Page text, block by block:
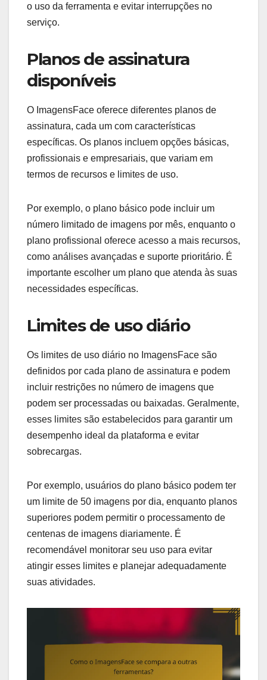
o uso da ferramenta e evitar interrupções no
serviço.
Planos de assinatura
disponíveis
O ImagensFace oferece diferentes planos de
assinatura, cada um com características
específicas. Os planos incluem opções básicas,
profissionais e empresariais, que variam em
termos de recursos e limites de uso.
Por exemplo, o plano básico pode incluir um
número limitado de imagens por mês, enquanto o
plano profissional oferece acesso a mais recursos,
como análises avançadas e suporte prioritário. É
importante escolher um plano que atenda às suas
necessidades específicas.
Limites de uso diário
Os limites de uso diário no ImagensFace são
definidos por cada plano de assinatura e podem
incluir restrições no número de imagens que
podem ser processadas ou baixadas. Geralmente,
esses limites são estabelecidos para garantir um
desempenho ideal da plataforma e evitar
sobrecargas.
Por exemplo, usuários do plano básico podem ter
um limite de 50 imagens por dia, enquanto planos
superiores podem permitir o processamento de
centenas de imagens diariamente. É
recomendável monitorar seu uso para evitar
atingir esses limites e planejar adequadamente
suas atividades.